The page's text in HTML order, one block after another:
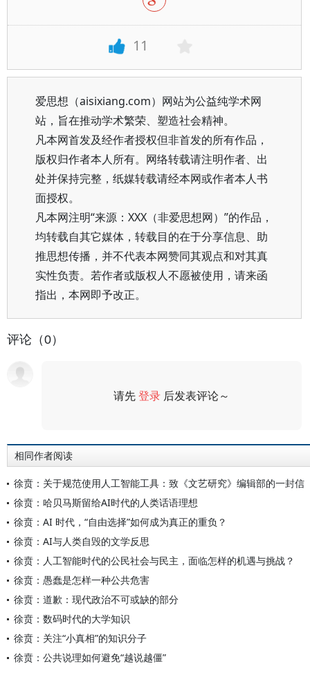
11
爱思想（aisixiang.com）网站为公益纯学术网
站，旨在推动学术繁荣、塑造社会精神。
凡本网首发及经作者授权但非首发的所有作品，
版权归作者本人所有。网络转载请注明作者、出
处并保持完整，纸媒转载请经本网或作者本人书
面授权。
凡本网注明“来源：XXX（非爱思想网）”的作品，
均转载自其它媒体，转载目的在于分享信息、助
推思想传播，并不代表本网赞同其观点和对其真
实性负责。若作者或版权人不愿被使用，请来函
指出，本网即予改正。
评论（0）
请先登录 后发表评论～
相同作者阅读
徐贲：关于规范使用人工智能工具：致《文艺研究》编辑部的一封信
徐贲：哈贝马斯留给AI时代的人类话语理想
徐贲：AI 时代，“自由选择”如何成为真正的重负？
徐贲：AI与人类自毁的文学反思
徐贲：人工智能时代的公民社会与民主，面临怎样的机遇与挑战？
徐贲：愚蠢是怎样一种公共危害
徐贲：道歉：现代政治不可或缺的部分
徐贲：数码时代的大学知识
徐贲：关注“小真相”的知识分子
徐贲：公共说理如何避免“越说越僵”